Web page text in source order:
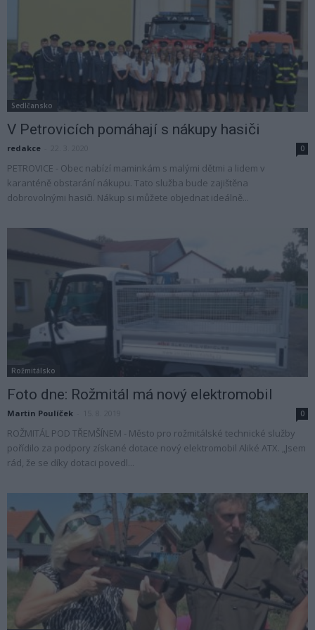
Sedlčansko
V Petrovicích pomáhají s nákupy hasiči
redakce 0
PETROVICE - Obec nabízí maminkám s malými dětmi a lidem v
karanténě obstarání nákupu. Tato služba bude zajištěna
dobrovolnými hasiči. Nákup si můžete objednat ideálně...
Rožmitálsko
Foto dne: Rožmitál má nový elektromobil
Martin Poulíček 0
ROŽMITÁL POD TŘEMŠÍNEM - Město pro rožmitálské technické služby
pořídilo za podpory získané dotace nový elektromobil Aliké ATX. „Jsem
rád, že se díky dotaci povedl...